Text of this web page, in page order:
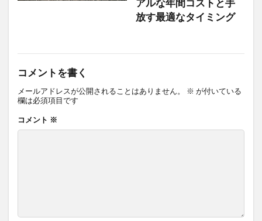
アルな年間コストと手
放す最適なタイミング
コメントを書く
メールアドレスが公開されることはありません。 ※ が付いている
欄は必須項目です
コメント ※